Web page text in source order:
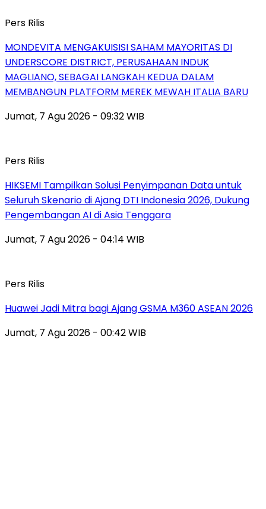
Pers Rilis
MONDEVITA MENGAKUISISI SAHAM MAYORITAS DI
UNDERSCORE DISTRICT, PERUSAHAAN INDUK
MAGLIANO, SEBAGAI LANGKAH KEDUA DALAM
MEMBANGUN PLATFORM MEREK MEWAH ITALIA BARU
Jumat, 7 Agu 2026 - 09:32 WIB
Pers Rilis
HIKSEMI Tampilkan Solusi Penyimpanan Data untuk
Seluruh Skenario di Ajang DTI Indonesia 2026, Dukung
Pengembangan AI di Asia Tenggara
Jumat, 7 Agu 2026 - 04:14 WIB
Pers Rilis
Huawei Jadi Mitra bagi Ajang GSMA M360 ASEAN 2026
Jumat, 7 Agu 2026 - 00:42 WIB